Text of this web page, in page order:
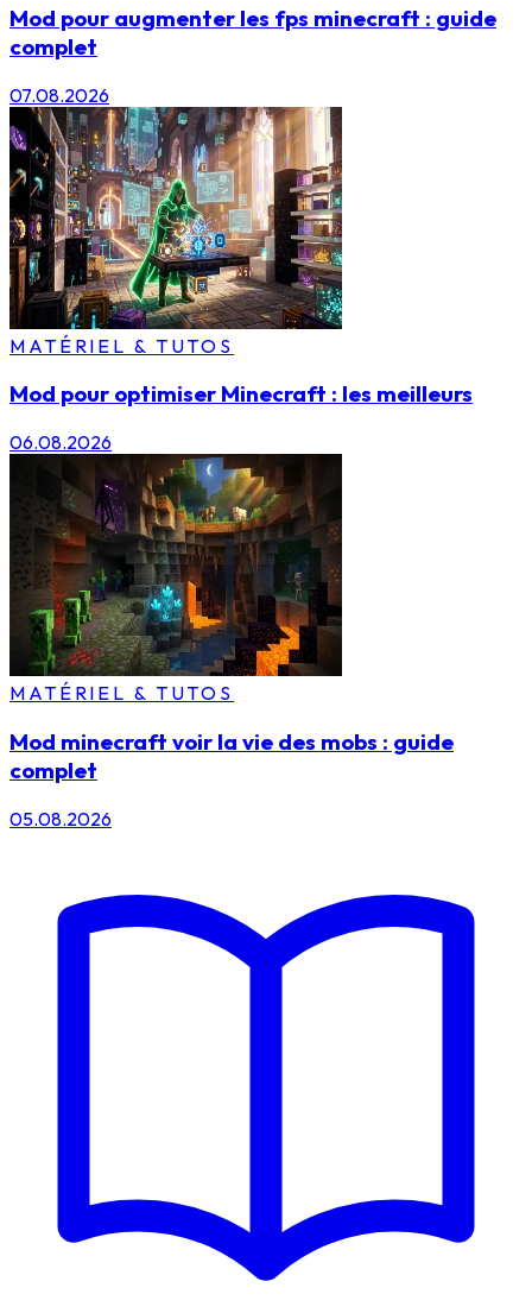
Mod pour augmenter les fps minecraft : guide
complet
07.08.2026
MATÉRIEL & TUTOS
Mod pour optimiser Minecraft : les meilleurs
06.08.2026
MATÉRIEL & TUTOS
Mod minecraft voir la vie des mobs : guide
complet
05.08.2026